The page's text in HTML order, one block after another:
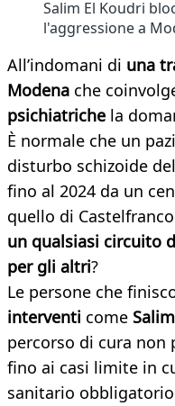
Salim El Koudri
l'aggressione a
All’indomani di una
Modena che
psichiatriche la
È normale che un
disturbo schizoide
fino al 2024 da un
quello di
un qualsiasi circuito
per gli altri?
Le persone che
interventi come
percorso di cura non
fino ai casi limite in
sanitario obbligatorio